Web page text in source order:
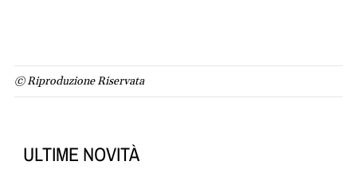
© Riproduzione Riservata
ULTIME NOVITÀ